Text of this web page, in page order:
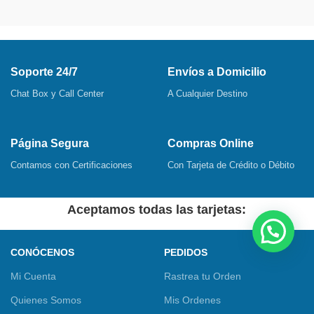
Soporte 24/7
Chat Box y Call Center
Envíos a Domicilio
A Cualquier Destino
Página Segura
Contamos con Certificaciones
Compras Online
Con Tarjeta de Crédito o Débito
Aceptamos todas las tarjetas:
CONÓCENOS
Mi Cuenta
Quienes Somos
PEDIDOS
Rastrea tu Orden
Mis Ordenes